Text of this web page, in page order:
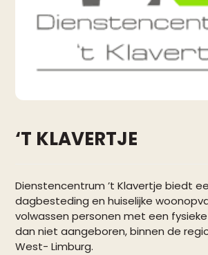
‘T KLAVERTJE
Dienstencentrum ’t Klavertje biedt
dagbesteding en huiselijke
volwassen personen met een
dan niet aangeboren, binnen de
West- Limburg.